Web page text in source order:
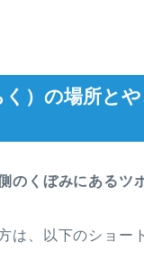
）の場所と
のくぼみにあるツ
は、以下のショー